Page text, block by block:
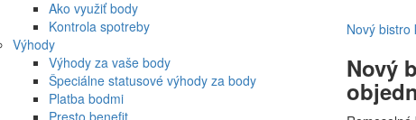
Ako využiť body
Kontrola spotreby
Výhody
Výhody za vaše body
Špeciálne statusové výhody za body
Platba bodmi
Nový bistro
Nový